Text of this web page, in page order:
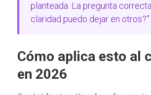
planteada. La pregunta
claridad puedo dejar en otros?”.
Cómo aplica esto al
en 2026